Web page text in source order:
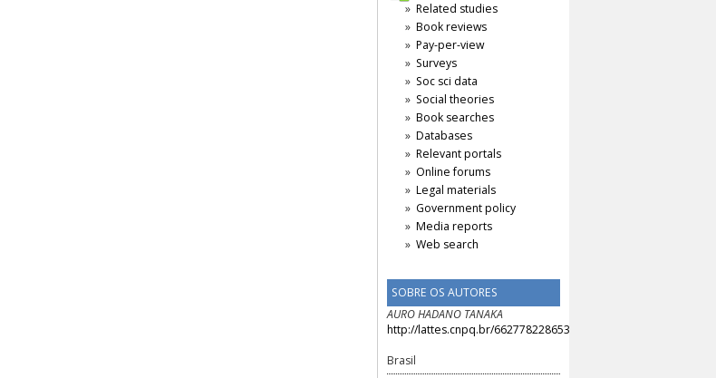
Related studies
Book reviews
Pay-per-view
Surveys
Soc sci data
Social theories
Book searches
Databases
Relevant portals
Online forums
Legal materials
Government policy
Media reports
Web search
SOBRE OS AUTORES
AURO HADANO TANAKA
http://lattes.cnpq.br/6627782286532101
Brasil